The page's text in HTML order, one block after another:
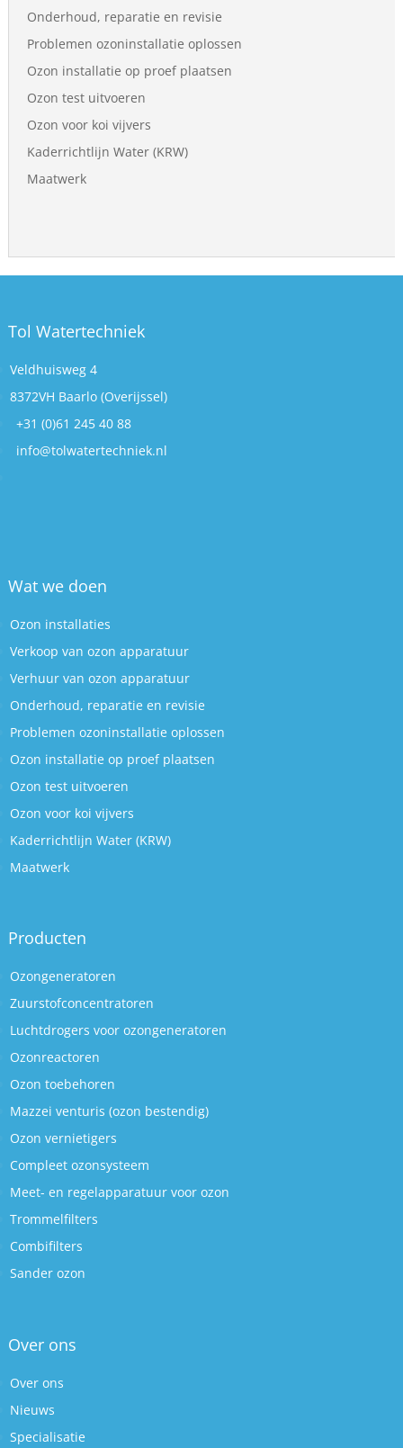
Onderhoud, reparatie en revisie
Problemen ozoninstallatie oplossen
Ozon installatie op proef plaatsen
Ozon test uitvoeren
Ozon voor koi vijvers
Kaderrichtlijn Water (KRW)
Maatwerk
Tol Watertechniek
Veldhuisweg 4
8372VH Baarlo (Overijssel)
+31 (0)61 245 40 88
info@tolwatertechniek.nl
Wat we doen
Ozon installaties
Verkoop van ozon apparatuur
Verhuur van ozon apparatuur
Onderhoud, reparatie en revisie
Problemen ozoninstallatie oplossen
Ozon installatie op proef plaatsen
Ozon test uitvoeren
Ozon voor koi vijvers
Kaderrichtlijn Water (KRW)
Maatwerk
Producten
Ozongeneratoren
Zuurstofconcentratoren
Luchtdrogers voor ozongeneratoren
Ozonreactoren
Ozon toebehoren
Mazzei venturis (ozon bestendig)
Ozon vernietigers
Compleet ozonsysteem
Meet- en regelapparatuur voor ozon
Trommelfilters
Combifilters
Sander ozon
Over ons
Over ons
Nieuws
Specialisatie